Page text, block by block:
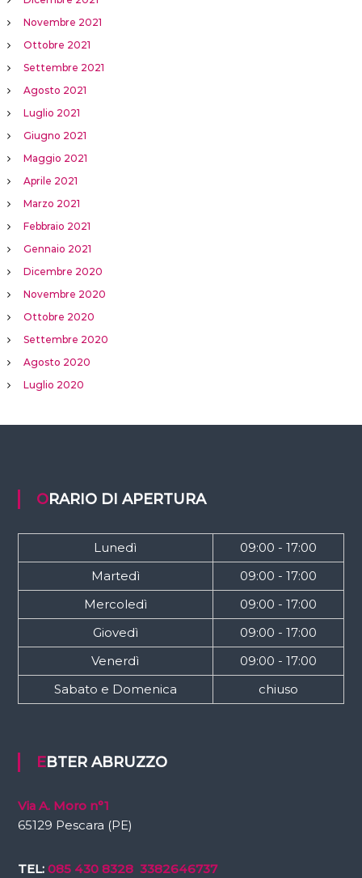
Novembre 2021
Ottobre 2021
Settembre 2021
Agosto 2021
Luglio 2021
Giugno 2021
Maggio 2021
Aprile 2021
Marzo 2021
Febbraio 2021
Gennaio 2021
Dicembre 2020
Novembre 2020
Ottobre 2020
Settembre 2020
Agosto 2020
Luglio 2020
ORARIO DI APERTURA
Lunedì
09:00 - 17:00
Martedì
09:00 - 17:00
Mercoledì
09:00 - 17:00
Giovedì
09:00 - 17:00
Venerdì
09:00 - 17:00
Sabato e Domenica
chiuso
EBTER ABRUZZO
Via A. Moro n°1
65129 Pescara (PE)
TEL: 085 430 8328 3382646737